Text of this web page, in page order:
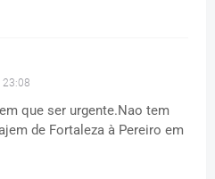
23:08
que ser urgente.Nao tem
de Fortaleza à Pereiro em